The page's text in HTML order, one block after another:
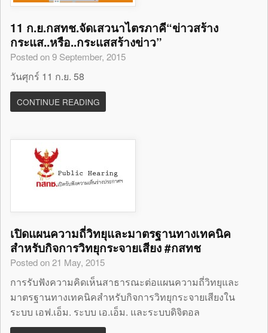
11 ก.ย.กสทช.จัดเสวนาไตรภาคี“ข่าวสร้าง
กระแส..หรือ..กระแสสร้างข่าว”
Posted on 9 September, 2015
วันศุกร์ 11 ก.ย. 58
CONTINUE READING
เปิดแผนความถี่วิทยุและมาตรฐานทางเทคนิค
สำหรับกิจการวิทยุกระจายเสียง #กสทช
Posted on 21 May, 2015
การรับฟังความคิดเห็นสาธารณะต่อแผนความถี่วิทยุและ
มาตรฐานทางเทคนิคสำหรับกิจการวิทยุกระจายเสียงใน
ระบบ เอฟ.เอ็ม. ระบบ เอ.เอ็ม. และระบบดิจิตอล